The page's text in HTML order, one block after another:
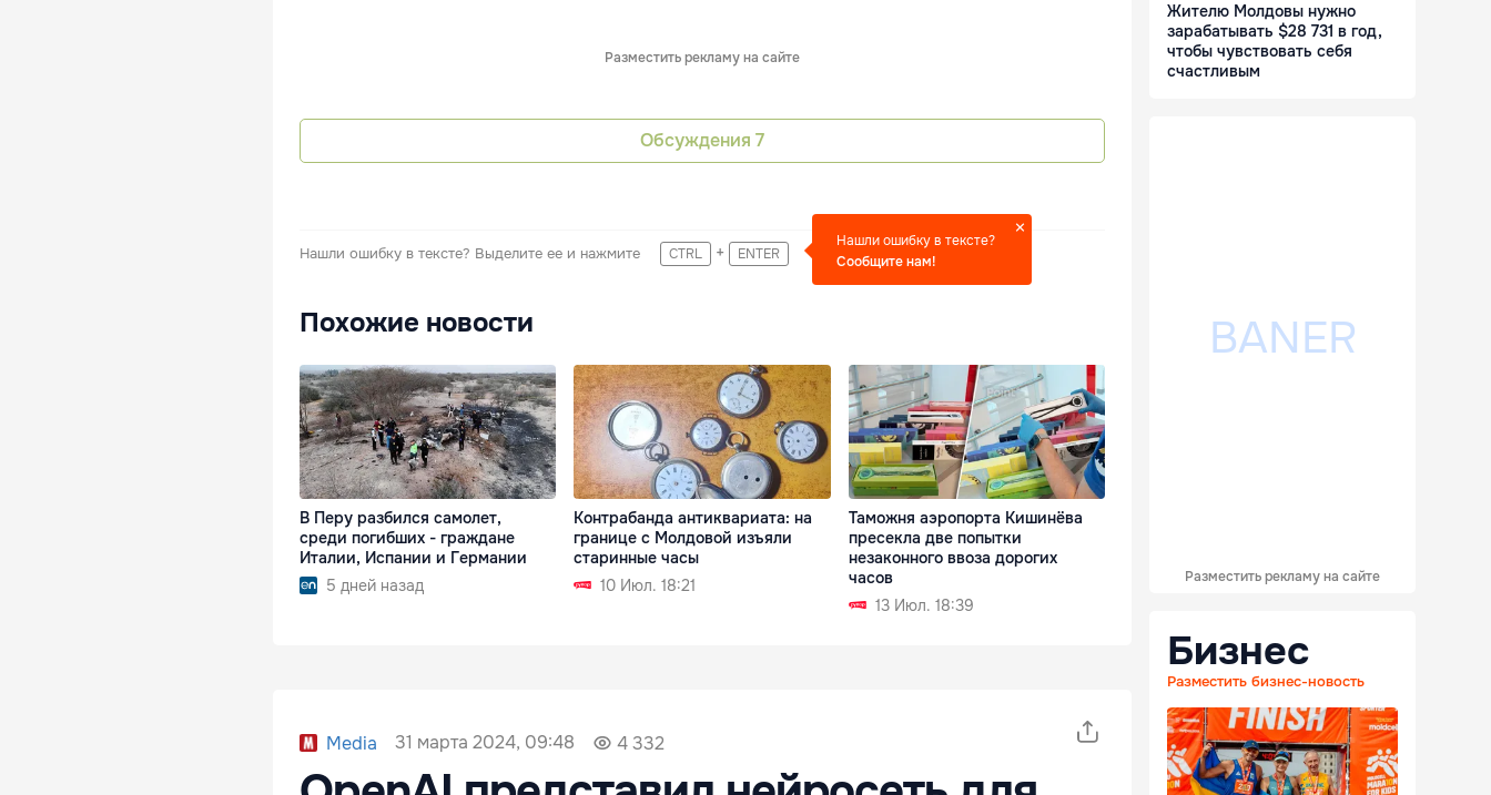
Разместить рекламу на сайте
Обсуждения 7
Нашли ошибку в тексте? Выделите ее и нажмите CTRL + ENTER
Нашли ошибку в тексте?
Сообщите нам!
Похожие новости
В Перу разбился самолет,
среди погибших - граждане
Италии, Испании и Германии
5 дней назад
Контрабанда антиквариата: на
границе с Молдовой изъяли
старинные часы
10 Июл. 18:21
Таможня аэропорта Кишинёва
пресекла две попытки
незаконного ввоза дорогих
часов
13 Июл. 18:39
Media 31 марта 2024, 09:48 4 332
Жителю Молдовы нужно
зарабатывать $28 731 в год,
чтобы чувствовать себя
счастливым
Разместить рекламу на сайте
Бизнес
Разместить бизнес-новость